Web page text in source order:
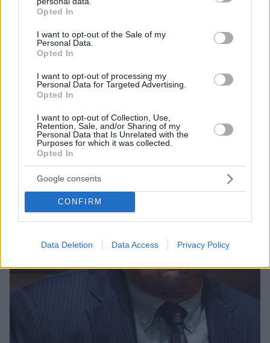
grant or deny consent to Google and its third-party tags to
use your data for below specified purposes in below Google
consent section.
Opted In
I want to opt-out of the Sale of my
Personal Data.
Opted In
I want to opt-out of processing my
Personal Data for Targeted Advertising.
Opted In
I want to opt-out of Collection, Use,
Retention, Sale, and/or Sharing of my
Personal Data that Is Unrelated with the
Purposes for which it was collected.
Opted In
Google consents
CONFIRM
Data Deletion Data Access Privacy Policy
Κατηγόρησε τις μεγάλες ιατρικές επιθεωρήσεις ότι
επηρεάζονται από τις φαρμακευτικές εταιρείες, και
απείλησε να απαγορεύσει στους επιστήμονες που
εργάζονται σε ομοσπονδιακές υπηρεσίες να
δημοσιεύουν σε αυτές